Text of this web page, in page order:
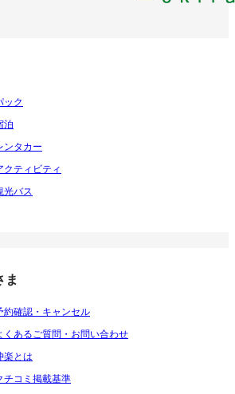
ック
泊
ンタカー
クティビティ
光バス
ま
約確認・キャンセル
くあるご質問・お問い合わせ
楽とは
チコミ掲載基準